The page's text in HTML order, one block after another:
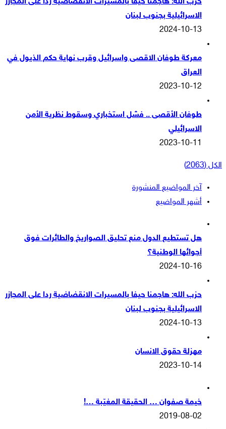
الاسرائيلية بجنوب لبنان
2024-10-13
معركة طوفان الاقصى واسرائيل وقرب نهاية حكم الذيول في
العراق
2023-10-12
طوفان الأقصى .. فشل استخباري وسقوط نظرية الأمن
الاسرائيلي
2023-10-11
الكل (2063)
آخر المواضيع المنشورة
أشهر المواضيع
هل تستطيع الدول منع تحليق الصواريخ والطائرات فوق
أجوائها الوطنية؟
2024-10-16
حزب الله: هاجمنا حيفا بالمسيرات الانقضاضية ردا على المجازر
الاسرائيلية بجنوب لبنان
2024-10-13
مهزلة حقوق الانسان
2023-10-14
خيمة صفوان … الحقيقة المغيّبة …!
2019-08-02